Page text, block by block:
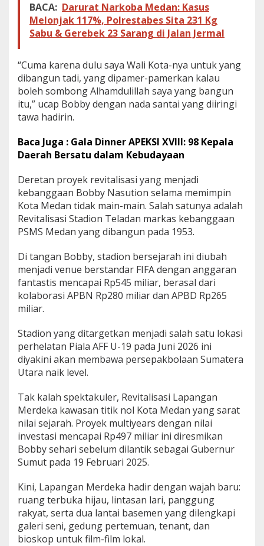
i
n
g
g
R
T
L
i
i
k
BACA: Darurat Narkoba Medan: Kasus
Melonjak 117%, Polrestabes Sita 231 Kg
Sabu & Gerebek 23 Sarang di Jalan Jermal
“Cuma karena dulu saya Wali Kota-nya untuk yang
dibangun tadi, yang dipamer-pamerkan kalau
boleh sombong Alhamdulillah saya yang bangun
itu,” ucap Bobby dengan nada santai yang diiringi
tawa hadirin.
Baca Juga : Gala Dinner APEKSI XVIII: 98 Kepala
Daerah Bersatu dalam Kebudayaan
Deretan proyek revitalisasi yang menjadi
kebanggaan Bobby Nasution selama memimpin
Kota Medan tidak main-main. Salah satunya adalah
Revitalisasi Stadion Teladan markas kebanggaan
PSMS Medan yang dibangun pada 1953.
Di tangan Bobby, stadion bersejarah ini diubah
menjadi venue berstandar FIFA dengan anggaran
fantastis mencapai Rp545 miliar, berasal dari
kolaborasi APBN Rp280 miliar dan APBD Rp265
miliar.
Stadion yang ditargetkan menjadi salah satu lokasi
perhelatan Piala AFF U-19 pada Juni 2026 ini
diyakini akan membawa persepakbolaan Sumatera
Utara naik level.
Tak kalah spektakuler, Revitalisasi Lapangan
Merdeka kawasan titik nol Kota Medan yang sarat
nilai sejarah. Proyek multiyears dengan nilai
investasi mencapai Rp497 miliar ini diresmikan
Bobby sehari sebelum dilantik sebagai Gubernur
Sumut pada 19 Februari 2025.
Kini, Lapangan Merdeka hadir dengan wajah baru:
ruang terbuka hijau, lintasan lari, panggung
rakyat, serta dua lantai basemen yang dilengkapi
galeri seni, gedung pertemuan, tenant, dan
bioskop untuk film-film lokal.